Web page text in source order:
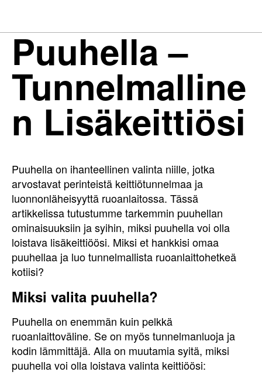
Puuhella –
Tunnelmalline
n Lisäkeittiösi
Puuhella on ihanteellinen valinta niille, jotka
arvostavat perinteistä keittiötunnelmaa ja
luonnonläheisyyttä ruoanlaitossa. Tässä
artikkelissa tutustumme tarkemmin puuhellan
ominaisuuksiin ja syihin, miksi puuhella voi olla
loistava lisäkeittiöösi. Miksi et hankkisi omaa
puuhellaa ja luo tunnelmallista ruoanlaittohetkeä
kotiisi?
Miksi valita puuhella?
Puuhella on enemmän kuin pelkkä
ruoanlaittoväline. Se on myös tunnelmanluoja ja
kodin lämmittäjä. Alla on muutamia syitä, miksi
puuhella voi olla loistava valinta keittiöösi: